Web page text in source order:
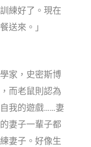
練好了。現在
送來。」
家，史密斯博
而老鼠則認為
我的遊戲……妻
妻子一輩子都
妻子。好像生